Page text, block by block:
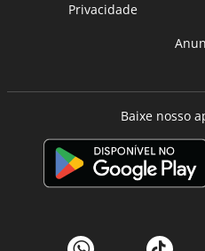
Privacidade
Baixe nosso